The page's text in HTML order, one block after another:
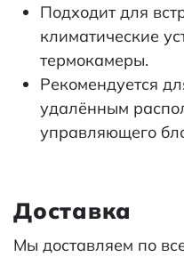
Подходит для
климатические
термокамеры.
Рекомендуется
удалённым
управляющего
Доставка
Мы доставляем по